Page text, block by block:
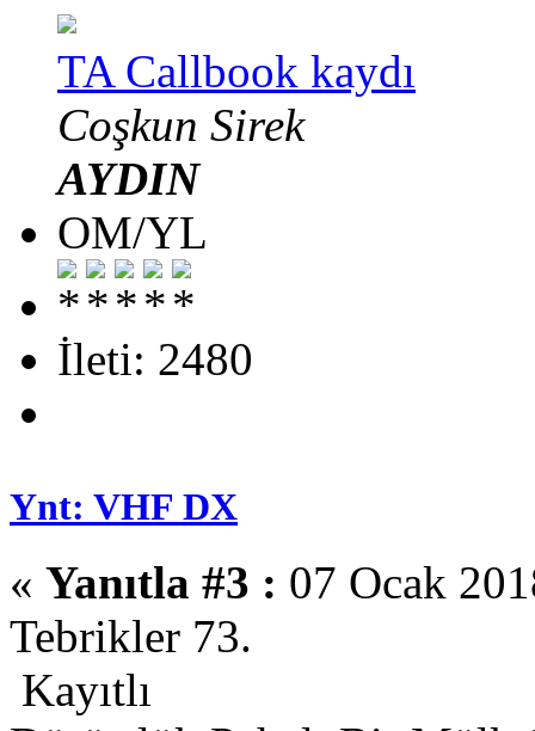
TA Callbook kaydı
Coşkun Sirek
AYDIN
OM/YL
İleti: 2480
Ynt: VHF DX
« Yanıtla #3 : 07 Ocak
Tebrikler 73.
Kayıtlı